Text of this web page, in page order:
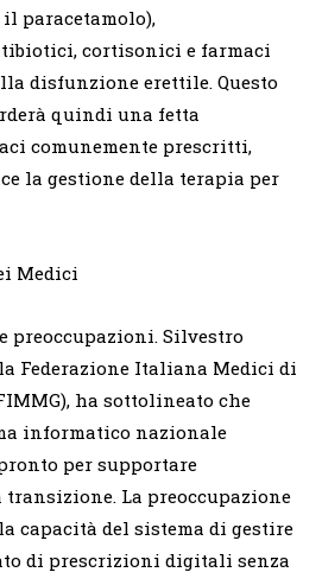
paracetamolo),
cortisonici e farmaci
disfunzione erettile. Questo
quindi una fetta
comunemente prescritti,
la gestione della terapia per
Medici
preoccupazioni. Silvestro
Federazione Italiana Medici di
ha sottolineato che
informatico nazionale
per supportare
transizione. La preoccupazione
capacità del sistema di gestire
di prescrizioni digitali senza